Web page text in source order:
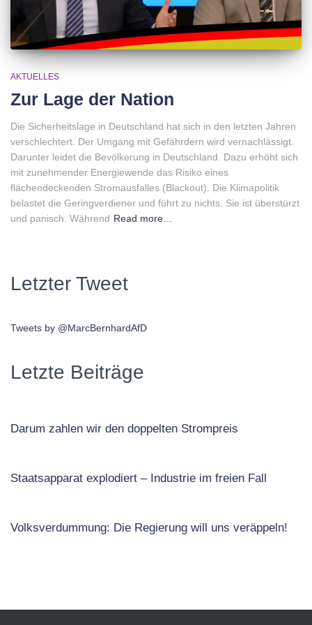
AKTUELLES
Zur Lage der Nation
Die Sicherheitslage in Deutschland hat sich in den letzten Jahren
verschlechtert. Der Umgang mit Gefährdern wird vernachlässigt.
Darunter leidet die Bevölkerung in Deutschland. Dazu erhöht sich
mit zunehmender Energiewende das Risiko eines
flächendeckenden Stromausfalles (Blackout). Die Klimapolitik
belastet die Geringverdiener und führt zu nichts. Sie ist überstürzt
und panisch. Während Read more…
Letzter Tweet
Tweets by @MarcBernhardAfD
Letzte Beiträge
Darum zahlen wir den doppelten Strompreis
Staatsapparat explodiert – Industrie im freien Fall
Volksverdummung: Die Regierung will uns veräppeln!